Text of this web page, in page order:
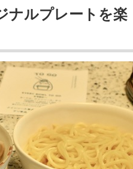
ナルプレートを楽